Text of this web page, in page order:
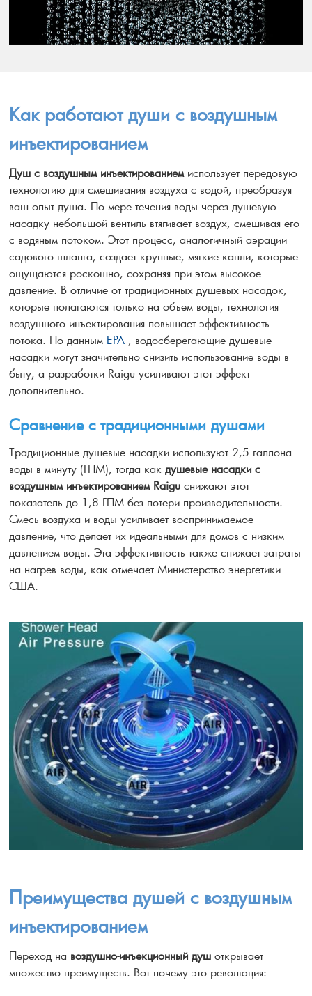
Как работают души с воздушным
инъектированием
Душ с воздушным инъектированиемиспользует передовую
технологию для смешивания воздуха с водой, преобразуя
ваш опыт душа. По мере течения воды через душевую
насадку небольшой вентиль втягивает воздух, смешивая его
с водяным потоком. Этот процесс, аналогичный аэрации
садового шланга, создает крупные, мягкие капли, которые
ощущаются роскошно, сохраняя при этом высокое
давление. В отличие от традиционных душевых насадок,
которые полагаются только на объем воды, технология
воздушного инъектирования повышает эффективность
потока. По данным EPA , водосберегающие душевые
насадки могут значительно снизить использование воды в
быту, а разработки Raigu усиливают этот эффект
дополнительно.
Сравнение с традиционными душами
Традиционные душевые насадки используют 2,5 галлона
воды в минуту (ГПМ), тогда какдушевые насадки с
воздушным инъектированием Raigu снижают этот
показатель до 1,8 ГПМ без потери производительности.
Смесь воздуха и воды усиливает воспринимаемое
давление, что делает их идеальными для домов с низким
давлением воды. Эта эффективность также снижает затраты
на нагрев воды, как отмечает Министерство энергетики
США.
Преимущества душей с воздушным
инъектированием
Переход на воздушно-инъекционный душ открывает
множество преимуществ. Вот почему это революция: